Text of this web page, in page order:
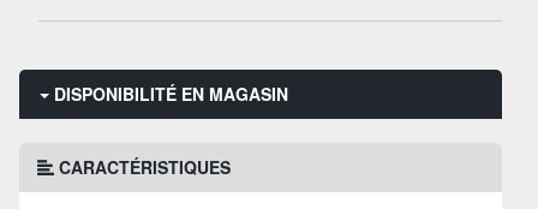
DISPONIBILITÉ EN MAGASIN
CARACTÉRISTIQUES